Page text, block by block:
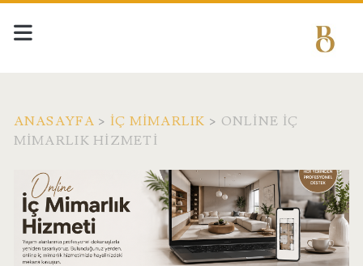
ANASAYFA > İÇ MIMARLIK > ONLINE İÇ
MIMARLIK HIZMETI